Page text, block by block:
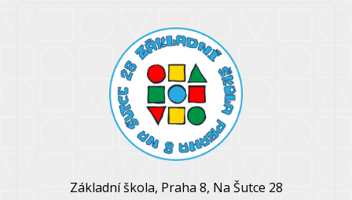
Základní škola, Praha 8, Na Šutce 28